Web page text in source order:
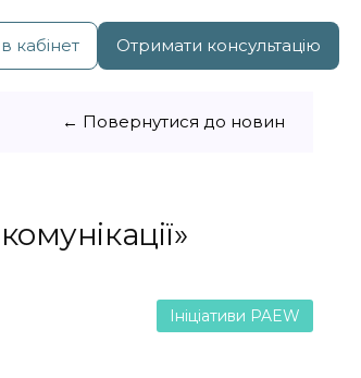
кабінет Отримати консультацію
← Повернутися до новин
Ініціативи PAEW